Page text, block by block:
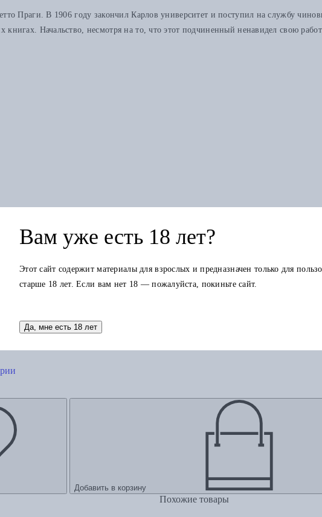
Праги. В 1906 году закончил Карлов университет и поступил на службу
Начальство, несмотря на то, что этот подчиненный ненавидел свою
Добавить в корзину
Похожие товары
Вам уже есть 18 лет?
Этот сайт содержит материалы для взрослых и предназначен только для
старше 18 лет. Если вам нет 18 — пожалуйста, покиньте сайт.
Да, мне есть 18 лет